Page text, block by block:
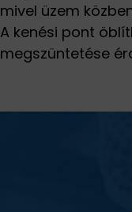
mivel üzem
A kenési pont
megszüntetése